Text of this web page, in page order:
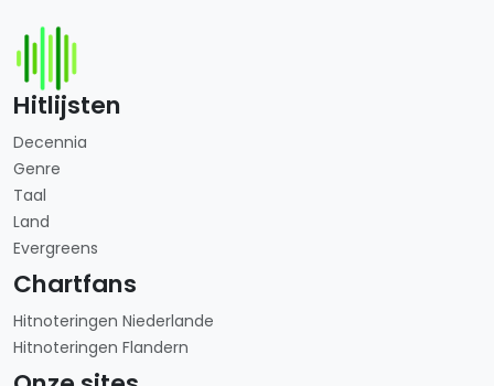
Hitlijsten
Decennia
Genre
Taal
Land
Evergreens
Chartfans
Hitnoteringen Niederlande
Hitnoteringen Flandern